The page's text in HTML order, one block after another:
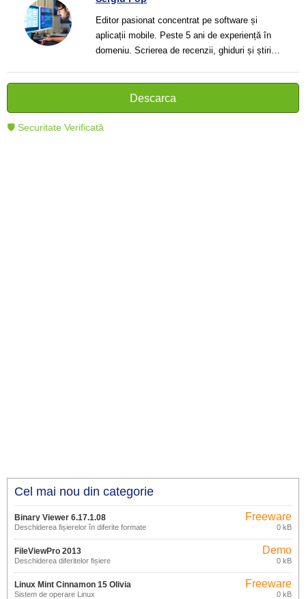
Editor pasionat concentrat pe software și
aplicații mobile. Peste 5 ani de experiență în
domeniu. Scrierea de recenzii, ghiduri și știri.
cititorii să înțeleagă și să folosească mai bine
tehnologia modernă.
Descarca
🛡 Securitate Verificată
Cel mai nou din categorie
Binary Viewer 6.17.1.08
Deschiderea fișierelor în diferite formate
Freeware
0 kB
FileViewPro 2013
Deschiderea diferitelor fișiere
Demo
0 kB
Linux Mint Cinnamon 15 Olivia
Sistem de operare Linux
Freeware
0 kB